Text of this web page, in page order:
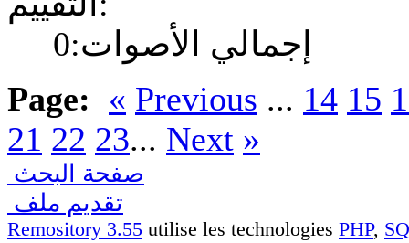
إجمالي الأصوات:0
Page: « Previous ... 14 15
21 22 23... Next »
صفحة البحث
تقديم ملف
Remository 3.55 utilise les technologies PHP,